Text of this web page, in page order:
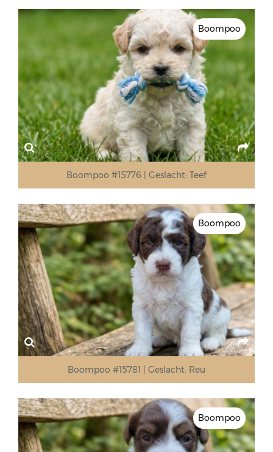
Boompoo
Boompoo #15776 Geslacht: Teef
Boompoo
Boompoo #15781 Geslacht: Reu
Boompoo